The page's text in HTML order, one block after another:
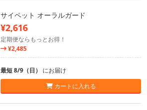
サイペット オーラルガード
¥2,616
定期便ならもっとお得！
¥2,485
最短 8/9（日） にお届け
カートに入れる